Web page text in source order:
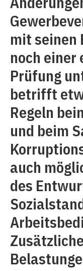
mit seinen
noch einer
Prüfung
betrifft
Regeln
und beim
auch
des